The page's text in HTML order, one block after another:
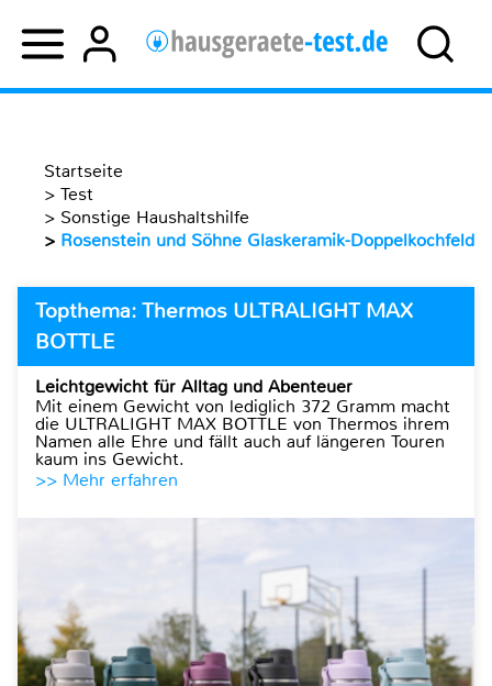
Startseite
> Test
> Sonstige Haushaltshilfe
> Rosenstein und Söhne Glaskeramik-Doppelkochfeld
Topthema: Thermos ULTRALIGHT MAX
BOTTLE
Leichtgewicht für Alltag und Abenteuer
Mit einem Gewicht von lediglich 372 Gramm macht
die ULTRALIGHT MAX BOTTLE von Thermos ihrem
Namen alle Ehre und fällt auch auf längeren Touren
kaum ins Gewicht.
>> Mehr erfahren